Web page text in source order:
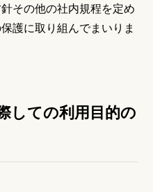
その他の社内規程を定め
護に取り組んでまいりま
しての利用目的の